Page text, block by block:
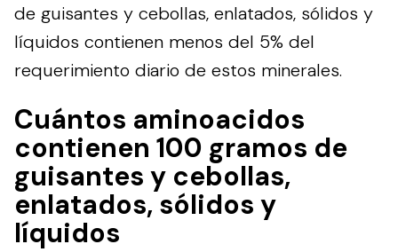
de guisantes y cebollas, enlatados, sólidos y
líquidos contienen menos del 5% del
requerimiento diario de estos minerales.
Cuántos aminoacidos
contienen 100 gramos de
guisantes y cebollas,
enlatados, sólidos y
líquidos